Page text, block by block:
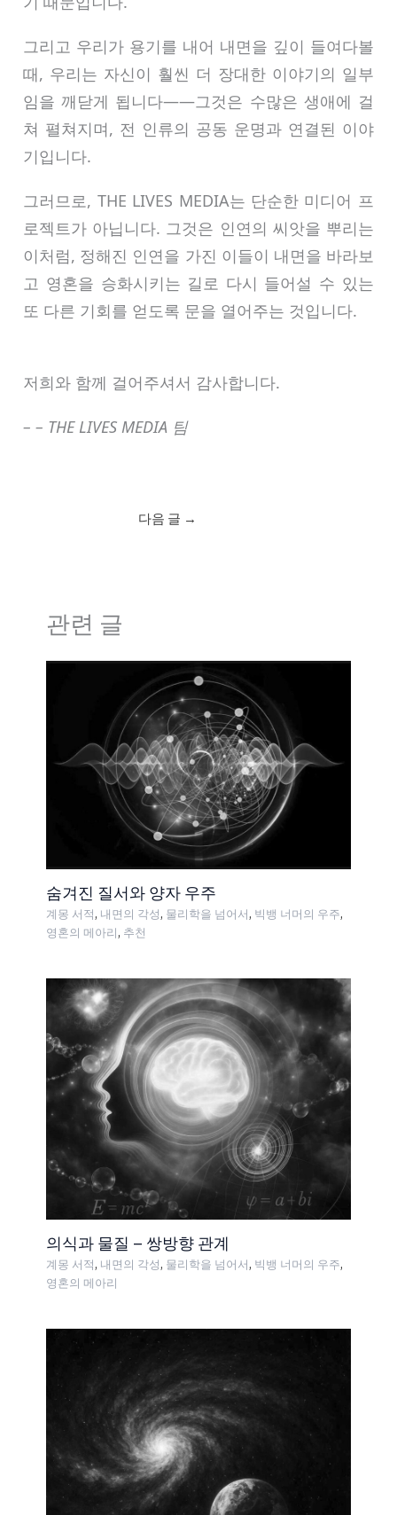
그리고 우리가 용기를 내어 내면을 깊이 들여다볼
때, 우리는 자신이 훨씬 더 장대한 이야기의 일부
임을 깨닫게 됩니다——그것은 수많은 생애에 걸
쳐 펼쳐지며, 전 인류의 공동 운명과 연결된 이야
기입니다.
그러므로, THE LIVES MEDIA는 단순한 미디어 프
로젝트가 아닙니다. 그것은 인연의 씨앗을 뿌리는
이처럼, 정해진 인연을 가진 이들이 내면을 바라보
고 영혼을 승화시키는 길로 다시 들어설 수 있는
또 다른 기회를 얻도록 문을 열어주는 것입니다.
저희와 함께 걸어주셔서 감사합니다.
– – THE LIVES MEDIA 팀
다음 글 →
관련 글
숨겨진 질서와 양자 우주
계몽 서적, 내면의 각성, 물리학을 넘어서, 빅뱅 너머의 우주,
영혼의 메아리, 추천
의식과 물질 – 쌍방향 관계
계몽 서적, 내면의 각성, 물리학을 넘어서, 빅뱅 너머의 우주,
영혼의 메아리